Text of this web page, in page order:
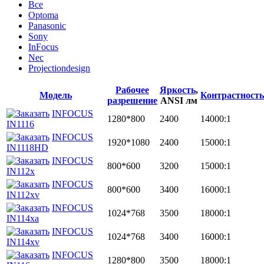
Все
Optoma
Panasonic
Sony
InFocus
Nec
Projectiondesign
Модель
Рабочее
разрешение
Яркость,
ANSI лм
Контрастность
INFOCUS
IN1116
1280*800 2400
14000:1
INFOCUS
IN1118HD
1920*1080 2400
15000:1
INFOCUS
IN112x
800*600 3200
15000:1
INFOCUS
IN112xv
800*600 3400
16000:1
INFOCUS
IN114xa
1024*768 3500
18000:1
INFOCUS
IN114xv
1024*768 3400
16000:1
INFOCUS
1280*800 3500 18000:1